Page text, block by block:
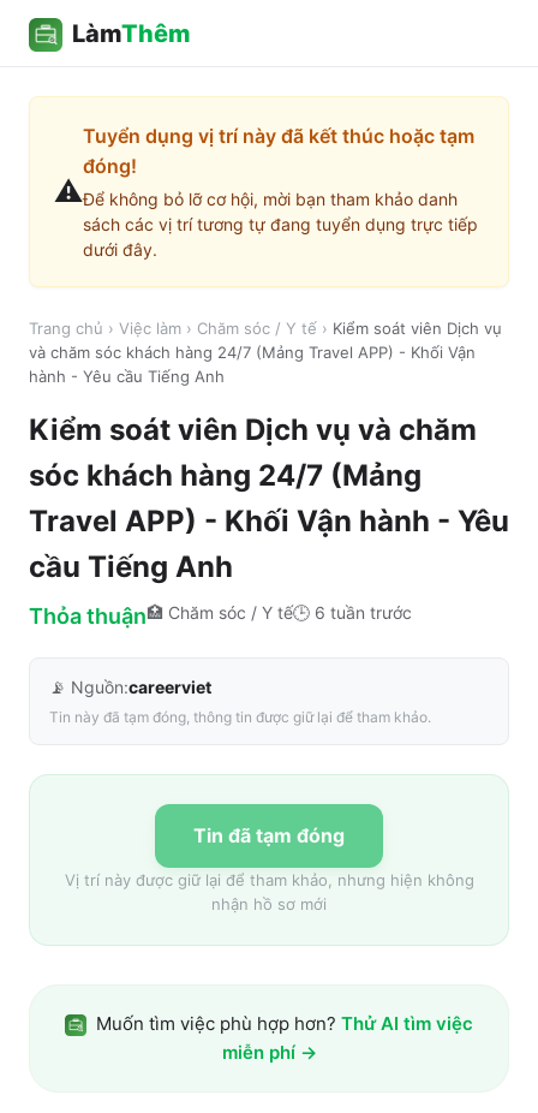
LàmThêm
⚠️
Tuyển dụng vị trí này đã kết thúc hoặc tạm
đóng!
Để không bỏ lỡ cơ hội, mời bạn tham khảo danh
sách các vị trí tương tự đang tuyển dụng trực tiếp
dưới đây.
Trang chủ › Việc làm › Chăm sóc / Y tế › Kiểm soát viên Dịch vụ
và chăm sóc khách hàng 24/7 (Mảng Travel APP) - Khối Vận
hành - Yêu cầu Tiếng Anh
Kiểm soát viên Dịch vụ và chăm
sóc khách hàng 24/7 (Mảng
Travel APP) - Khối Vận hành - Yêu
cầu Tiếng Anh
Thỏa thuận🏥 Chăm sóc / Y tế🕒 6 tuần trước
📡 Nguồn:careerviet
Tin này đã tạm đóng, thông tin được giữ lại để tham khảo.
Tin đã tạm đóng
Vị trí này được giữ lại để tham khảo, nhưng hiện không
nhận hồ sơ mới
Muốn tìm việc phù hợp hơn? Thử AI tìm việc
miễn phí →